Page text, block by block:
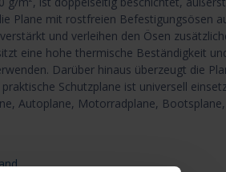
Plane mit rostfreien Befestigungsösen
und verleihen den Ösen
eine hohe thermische Beständigkeit
Darüber hinaus überzeugt die
Schutzplane ist universell
Autoplane, Motorradplane,